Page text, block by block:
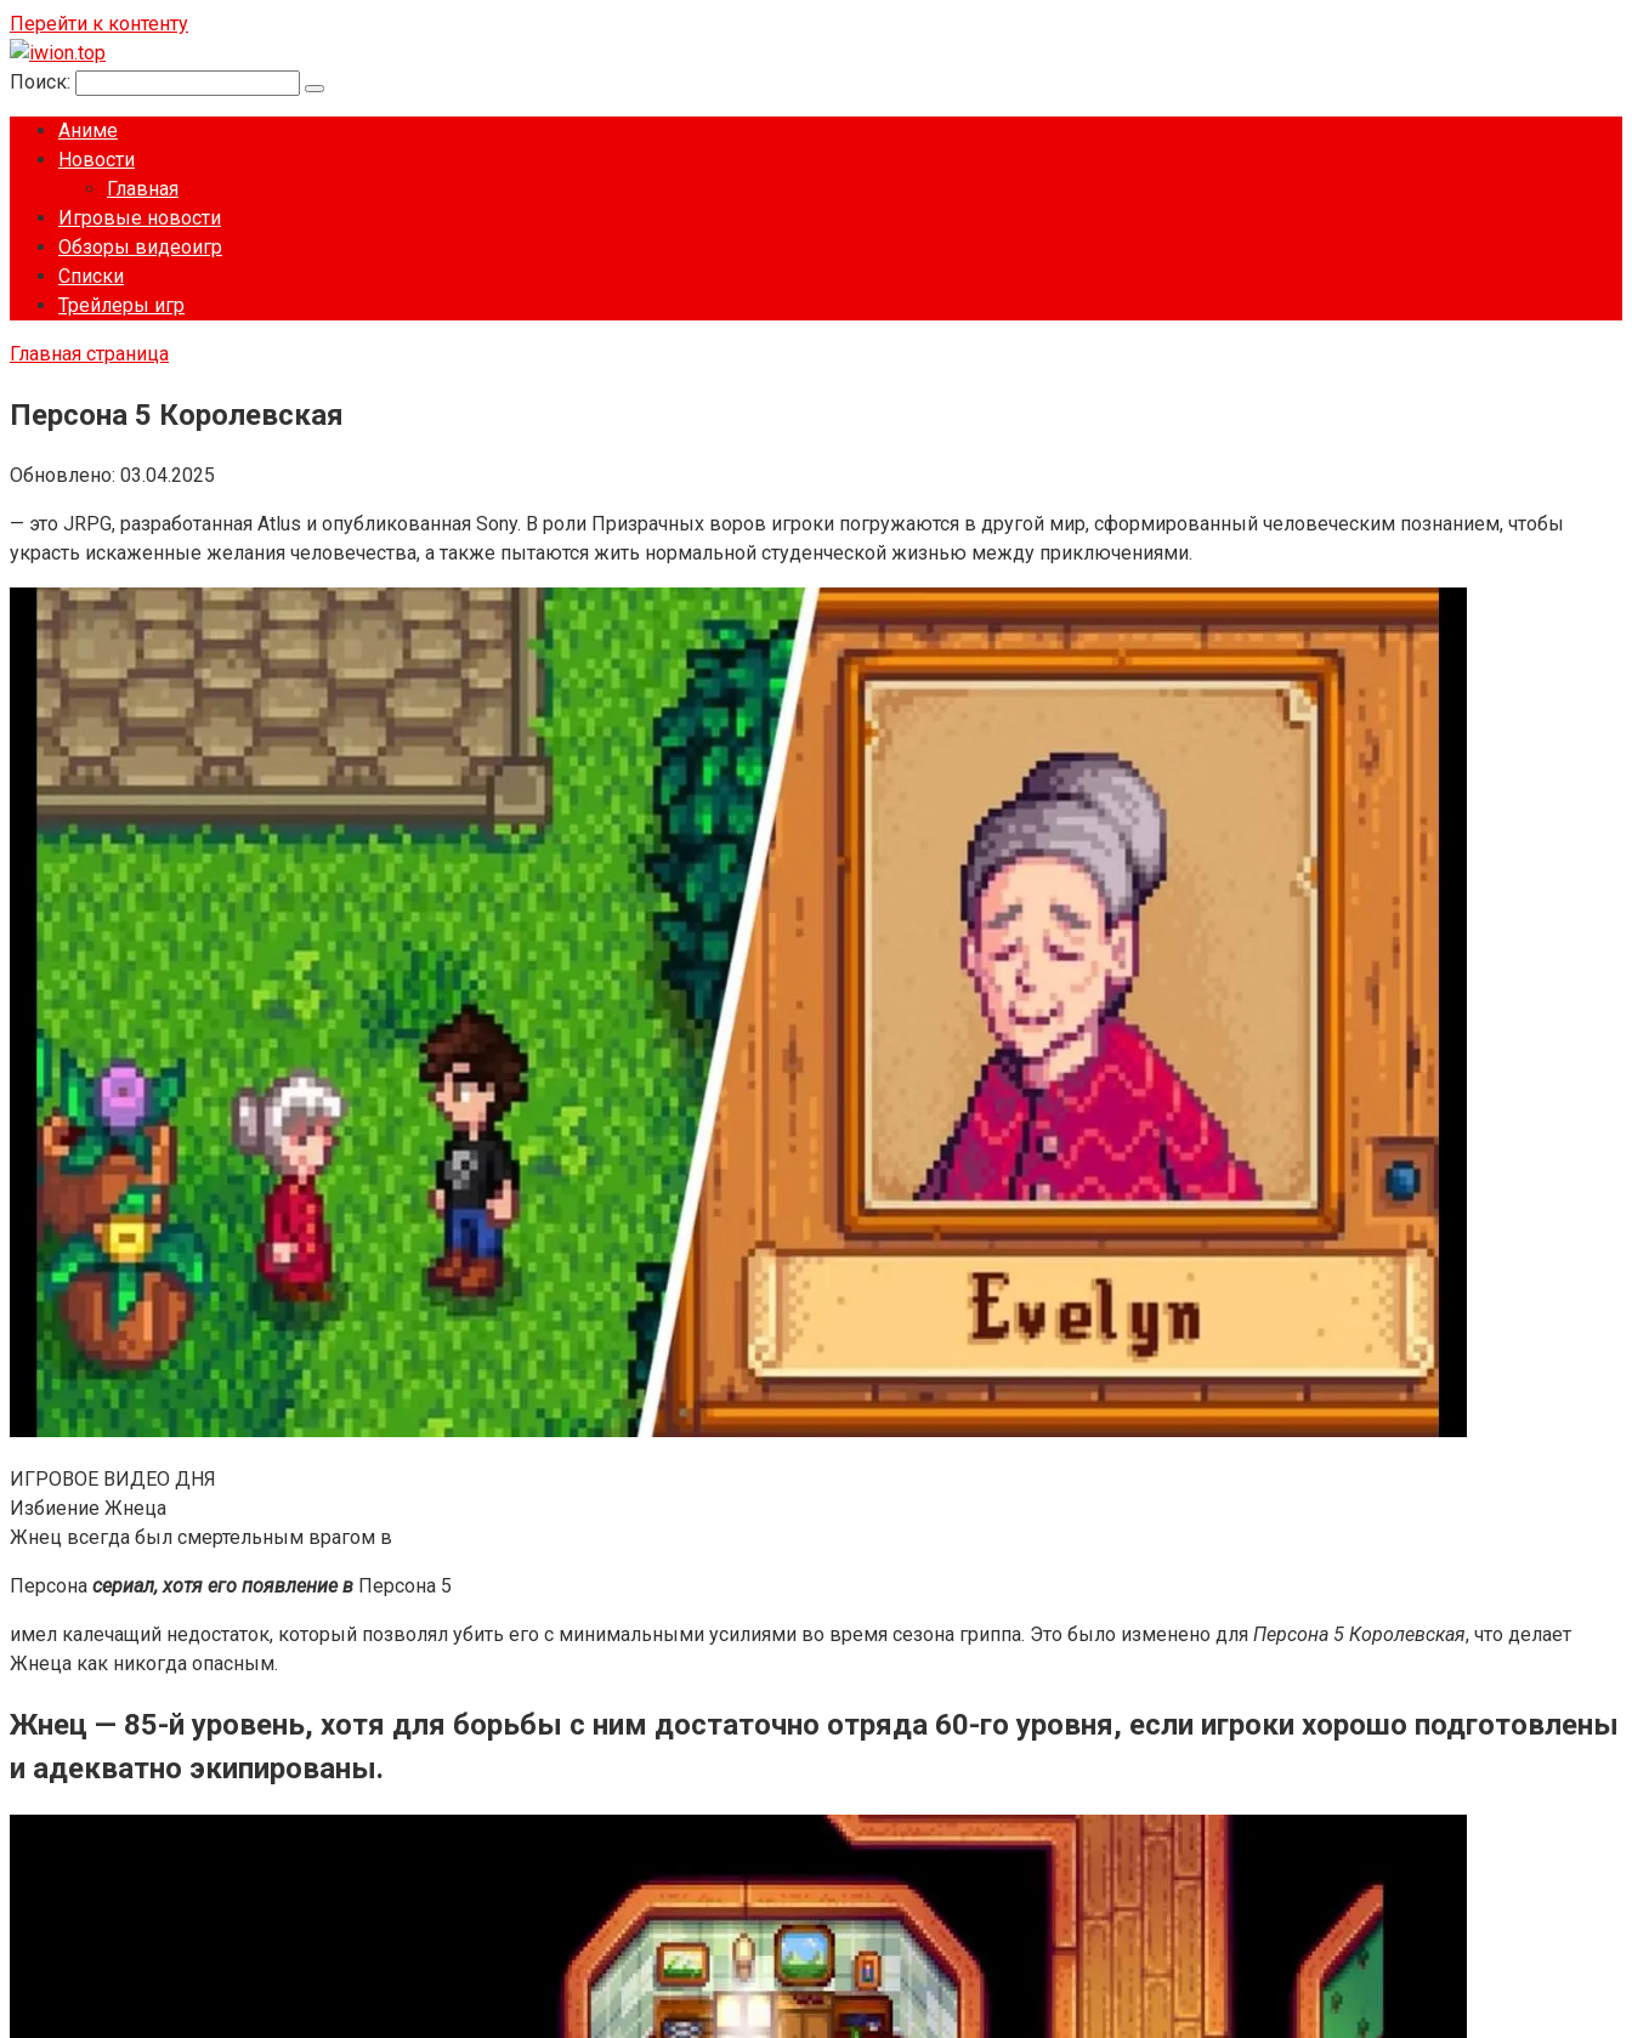
Перейти к контенту
Поиск:
Аниме
Новости
Главная
Игровые новости
Обзоры видеоигр
Списки
Трейлеры игр
Главная страница
Персона 5 Королевская
Обновлено: 03.04.2025
— это JRPG, разработанная Atlus и опубликованная Sony. В роли Призрачных воров игроки погружаются в другой мир, сформированный человеческим познанием, чтобы
украсть искаженные желания человечества, а также пытаются жить нормальной студенческой жизнью между приключениями.
ИГРОВОЕ ВИДЕО ДНЯ
Избиение Жнеца
Жнец всегда был смертельным врагом в
Персона сериал, хотя его появление в Персона 5
имел калечащий недостаток, который позволял убить его с минимальными усилиями во время сезона гриппа. Это было изменено для Персона 5 Королевская, что делает
Жнеца как никогда опасным.
Жнец — 85-й уровень, хотя для борьбы с ним достаточно отряда 60-го уровня, если игроки хорошо подготовлены
и адекватно экипированы.